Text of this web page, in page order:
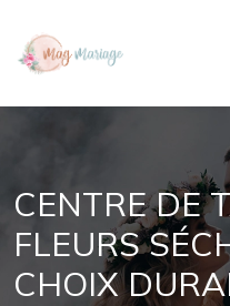
CENTRE DE
FLEURS
CHOIX